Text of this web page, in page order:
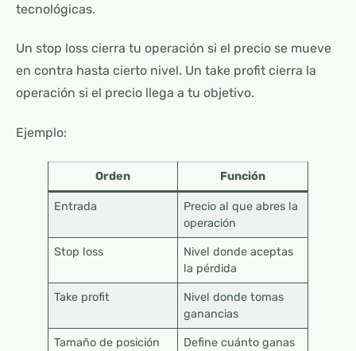
tecnológicas.
Un stop loss cierra tu operación si el precio se mueve
en contra hasta cierto nivel. Un take profit cierra la
operación si el precio llega a tu objetivo.
Ejemplo:
Orden Función
Entrada
Precio al que abres la
operación
Stop loss
Nivel donde aceptas
la pérdida
Take profit
Nivel donde tomas
ganancias
Tamaño de posición
Define cuánto ganas